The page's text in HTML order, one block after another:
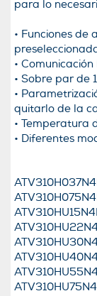
para lo
• Funciones de
•
• Sobre par de
•
quitarlo de la
• Temperatura
• Diferentes